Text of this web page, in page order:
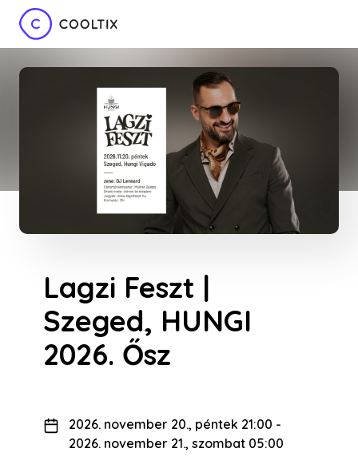
Lagzi Feszt |
Szeged, HUNGI
2026. Ősz
2026. november 20., péntek 21:00 -
2026. november 21., szombat 05:00